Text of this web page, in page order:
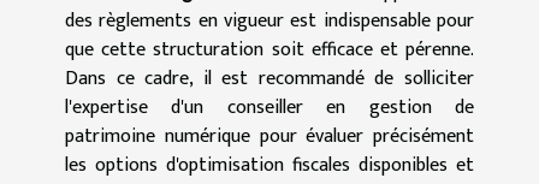
des règlements en vigueur est indispensable pour
que cette structuration soit efficace et pérenne.
Dans ce cadre, il est recommandé de solliciter
l'expertise d'un conseiller en gestion de
patrimoine numérique pour évaluer précisément
les options d'optimisation fiscales disponibles et